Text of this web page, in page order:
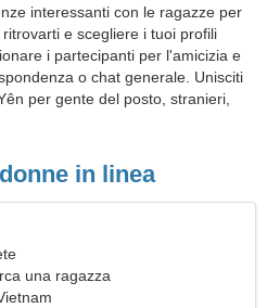
interessanti con le ragazze per
e scegliere i tuoi profili
i partecipanti per l'amicizia e
o chat generale. Unisciti
per gente del posto, stranieri,
in linea
una ragazza